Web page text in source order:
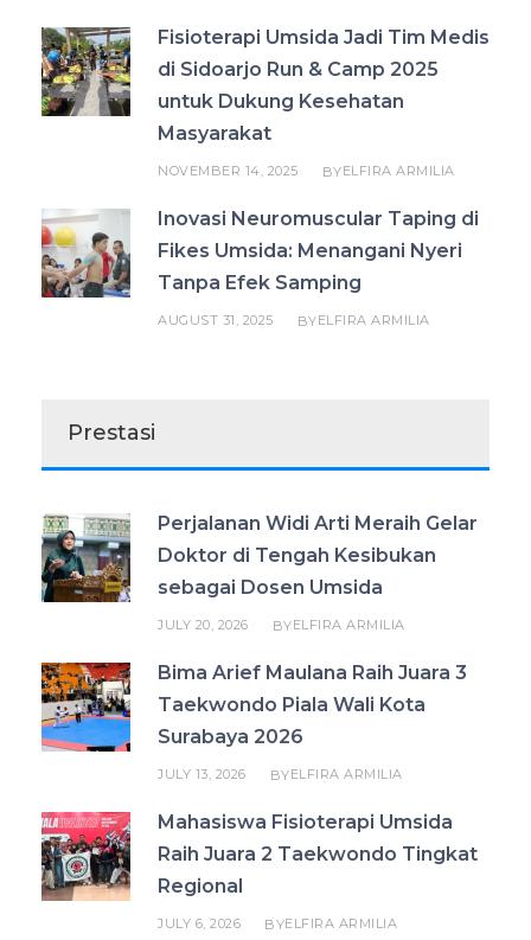
Fisioterapi Umsida Jadi Tim Medis
di Sidoarjo Run & Camp 2025
untuk Dukung Kesehatan
Masyarakat
NOVEMBER 14, 2025 BYELFIRA ARMILIA
Inovasi Neuromuscular Taping di
Fikes Umsida: Menangani Nyeri
Tanpa Efek Samping
AUGUST 31, 2025 BYELFIRA ARMILIA
Prestasi
Perjalanan Widi Arti Meraih Gelar
Doktor di Tengah Kesibukan
sebagai Dosen Umsida
JULY 20, 2026 BYELFIRA ARMILIA
Bima Arief Maulana Raih Juara 3
Taekwondo Piala Wali Kota
Surabaya 2026
JULY 13, 2026 BYELFIRA ARMILIA
Mahasiswa Fisioterapi Umsida
Raih Juara 2 Taekwondo Tingkat
Regional
JULY 6, 2026 BYELFIRA ARMILIA